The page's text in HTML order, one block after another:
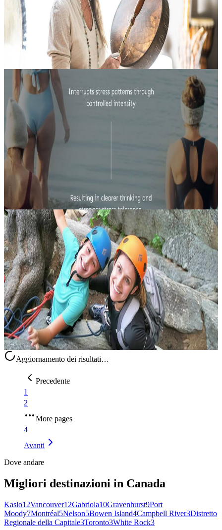
Questo itinerario di mentorship guidata accompagna chi ha già
compiuto un lavoro interiore profondo e sente il desiderio di porta...
3164,00 USD
3 febbraio 2027 17:00
Gravenhurst, Canada
Campo Freddo
Un’esperienza immersiva e pratica, pensata per chi desidera
acquisire strumenti concreti per guidare l’esposizione al freddo e le
pratiche di regolazione del sistema nervoso con sicurezza,
attenzione....
2500,00 USD
19 febbraio 2027
Toronto, Canada
Ritiri per mamma e figlia (8+)
Ritagliarsi del tempo di qualità con la propria figlia, in mezzo a
giornate frenetiche e impegni continui, non è sempre semplice.
Questo ritiro offre l’occasione di rallentare, stare davvero insieme
e...
708,00 CA$
23 aprile 2027 18:00
Bassa Montague, Canada
Aggiornamento dei risultati…
Precedente
1
2
More pages
4
Avanti
Dove andare
Migliori destinazioni in Canada
Kaslo12Vancouver12Gabriola10Gravenhurst9Port
Moody7Montréal5Nelson5Bowen Island4Campbell River3Distretto
Regionale della Capitale3Toronto3White Rock3